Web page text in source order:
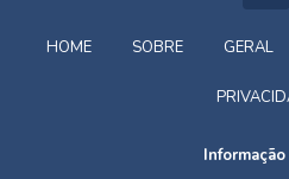
HOME SOBRE GERAL